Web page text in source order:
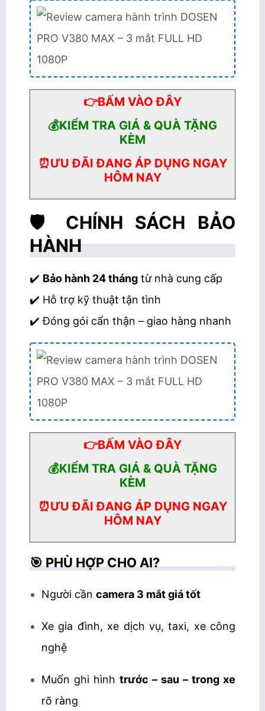
👉BẤM VÀO ĐÂY
💰KIỂM TRA GIÁ & QUÀ TẶNG
KÈM
⏰ƯU ĐÃI ĐANG ÁP DỤNG NGAY
HÔM NAY
🛡️ CHÍNH SÁCH BẢO
HÀNH
✔️ Bảo hành 24 tháng từ nhà cung cấp
✔️ Hỗ trợ kỹ thuật tận tình
✔️ Đóng gói cẩn thận – giao hàng nhanh
👉BẤM VÀO ĐÂY
💰KIỂM TRA GIÁ & QUÀ TẶNG
KÈM
⏰ƯU ĐÃI ĐANG ÁP DỤNG NGAY
HÔM NAY
🎯 PHÙ HỢP CHO AI?
Người cần camera 3 mắt giá tốt
Xe gia đình, xe dịch vụ, taxi, xe công
nghệ
Muốn ghi hình trước – sau – trong xe
rõ ràng